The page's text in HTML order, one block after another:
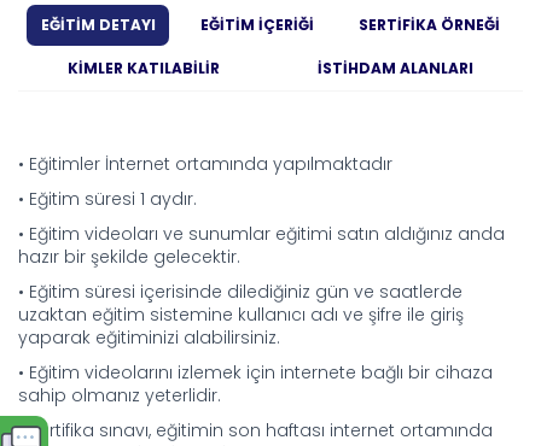
EĞİTİM DETAYI EĞİTİM İÇERİĞİ SERTİFİKA ÖRNEĞİ
KİMLER KATILABİLİR İSTİHDAM ALANLARI
• Eğitimler İnternet ortamında yapılmaktadır
• Eğitim süresi 1 aydır.
• Eğitim videoları ve sunumlar eğitimi satın aldığınız anda
hazır bir şekilde gelecektir.
• Eğitim süresi içerisinde dilediğiniz gün ve saatlerde
uzaktan eğitim sistemine kullanıcı adı ve şifre ile giriş
yaparak eğitiminizi alabilirsiniz.
• Eğitim videolarını izlemek için internete bağlı bir cihaza
sahip olmanız yeterlidir.
• Sertifika sınavı, eğitimin son haftası internet ortamında